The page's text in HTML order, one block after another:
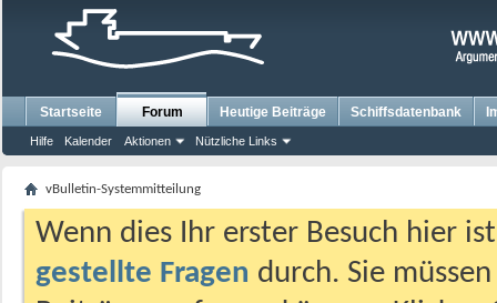
Startseite Forum
Hilfe Kalender Aktionen Nützliche Links
Heutige Beiträge Schiffsdatenbank
vBulletin-Systemmitteilung
Wenn dies Ihr erster Besuch hier
gestellte Fragen durch. Sie